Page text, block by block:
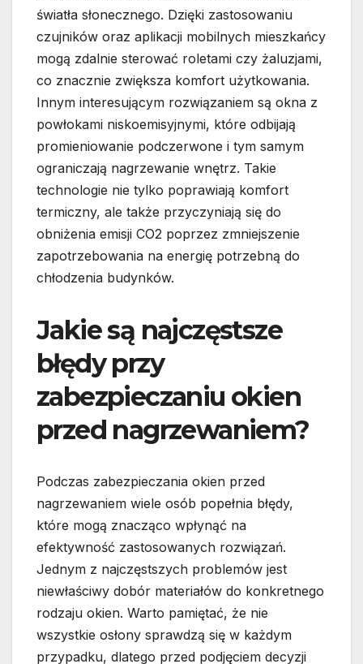
światła słonecznego. Dzięki zastosowaniu
czujników oraz aplikacji mobilnych mieszkańcy
mogą zdalnie sterować roletami czy żaluzjami,
co znacznie zwiększa komfort użytkowania.
Innym interesującym rozwiązaniem są okna z
powłokami niskoemisyjnymi, które odbijają
promieniowanie podczerwone i tym samym
ograniczają nagrzewanie wnętrz. Takie
technologie nie tylko poprawiają komfort
termiczny, ale także przyczyniają się do
obniżenia emisji CO2 poprzez zmniejszenie
zapotrzebowania na energię potrzebną do
chłodzenia budynków.
Jakie są najczęstsze
błędy przy
zabezpieczaniu okien
przed nagrzewaniem?
Podczas zabezpieczania okien przed
nagrzewaniem wiele osób popełnia błędy,
które mogą znacząco wpłynąć na
efektywność zastosowanych rozwiązań.
Jednym z najczęstszych problemów jest
niewłaściwy dobór materiałów do konkretnego
rodzaju okien. Warto pamiętać, że nie
wszystkie osłony sprawdzą się w każdym
przypadku, dlatego przed podjęciem decyzji